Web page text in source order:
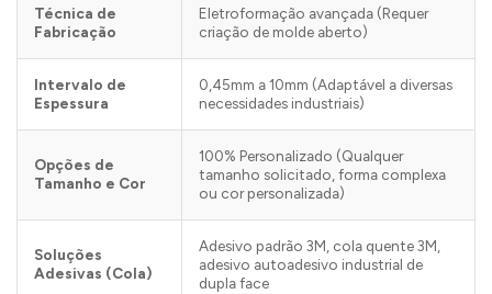
Técnica de
Fabricação
Eletroformação avançada (Requer
criação de molde aberto)
Intervalo de
Espessura
0,45mm a 10mm (Adaptável a diversas
necessidades industriais)
Opções de
Tamanho e Cor
100% Personalizado (Qualquer
tamanho solicitado, forma complexa
ou cor personalizada)
Soluções
Adesivas (Cola)
Adesivo padrão 3M, cola quente 3M,
adesivo autoadesivo industrial de
dupla face